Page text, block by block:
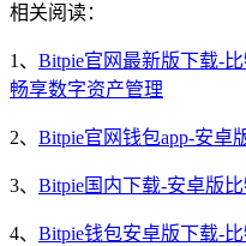
相关阅读：
1、 Bitpie官网最新版下载-
畅享数字资产管理
2、 Bitpie官网钱包app-安卓
3、 Bitpie国内下载-安卓版
4、 Bitpie钱包安卓版下载-